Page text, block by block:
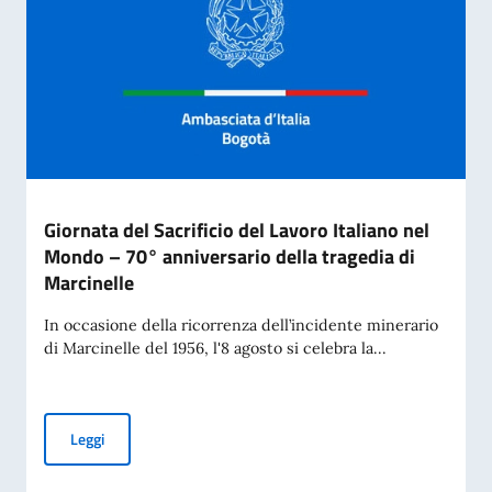
Giornata del Sacrificio del Lavoro Italiano nel
Mondo – 70° anniversario della tragedia di
Marcinelle
In occasione della ricorrenza dell’incidente minerario
di Marcinelle del 1956, l'8 agosto si celebra la...
LeggiGiornata del Sacrificio del Lavoro Italiano nel Mondo –